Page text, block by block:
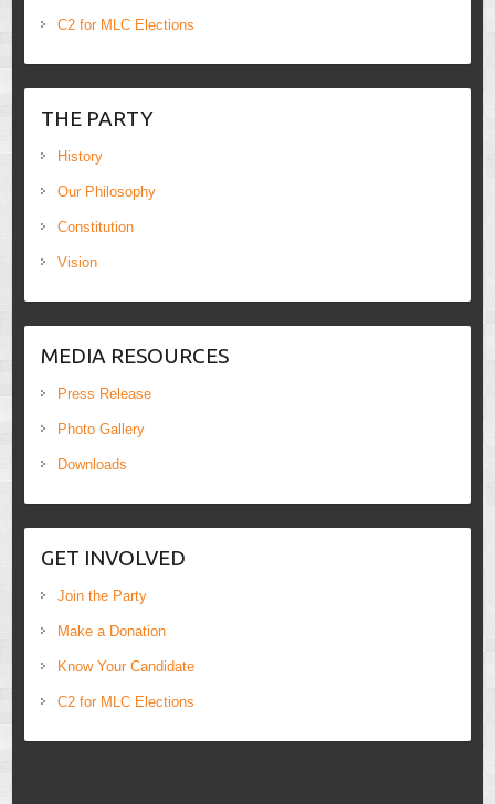
C2 for MLC Elections
THE PARTY
History
Our Philosophy
Constitution
Vision
MEDIA RESOURCES
Press Release
Photo Gallery
Downloads
GET INVOLVED
Join the Party
Make a Donation
Know Your Candidate
C2 for MLC Elections